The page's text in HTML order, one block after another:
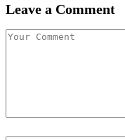
Leave a Comment